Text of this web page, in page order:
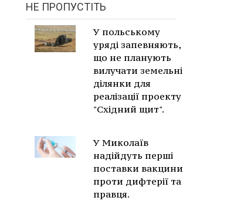
НЕ ПРОПУСТІТЬ
У польському
уряді запевняють,
що не планують
вилучати земельні
ділянки для
реалізації проекту
"Східний щит".
У Миколаїв
надійдуть перші
поставки вакцини
проти дифтерії та
правця.